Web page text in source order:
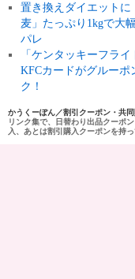
置き換えダイエットに
麦」たっぷり1kgで大
パレ
「ケンタッキーフライ
KFCカードがグルーポ
ク！
かうくーぽん／割引クーポン・共
リンク集で、日替わり出品クーポ
入、あとは割引購入クーポンを持